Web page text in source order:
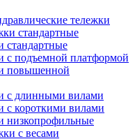
тележки
стандартные
с подъемной платформой
повышенной
с длинными вилами
с короткими вилами
низкопрофильные